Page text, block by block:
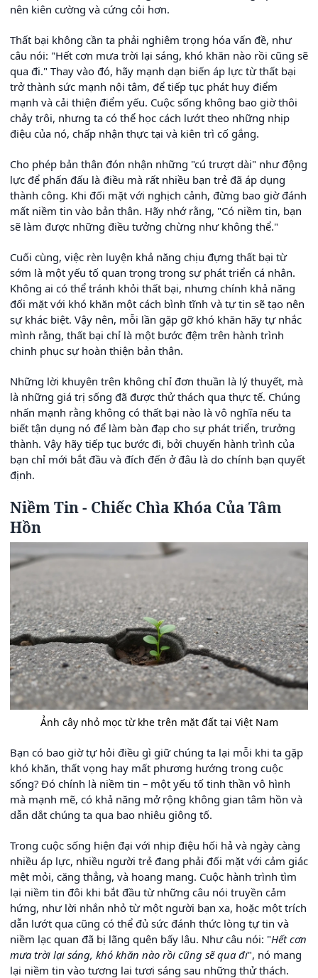
nên kiên cường và cứng cỏi hơn.
Thất bại không cần ta phải nghiêm trọng hóa vấn đề, như
câu nói: "Hết cơn mưa trời lại sáng, khó khăn nào rồi cũng sẽ
qua đi." Thay vào đó, hãy mạnh dạn biến áp lực từ thất bại
trở thành sức mạnh nội tâm, để tiếp tục phát huy điểm
mạnh và cải thiện điểm yếu. Cuộc sống không bao giờ thôi
chảy trôi, nhưng ta có thể học cách lướt theo những nhịp
điệu của nó, chấp nhận thực tại và kiên trì cố gắng.
Cho phép bản thân đón nhận những "cú trượt dài" như động
lực để phấn đấu là điều mà rất nhiều bạn trẻ đã áp dụng
thành công. Khi đối mặt với nghịch cảnh, đừng bao giờ đánh
mất niềm tin vào bản thân. Hãy nhớ rằng, "Có niềm tin, bạn
sẽ làm được những điều tưởng chừng như không thể."
Cuối cùng, việc rèn luyện khả năng chịu đựng thất bại từ
sớm là một yếu tố quan trọng trong sự phát triển cá nhân.
Không ai có thể tránh khỏi thất bại, nhưng chính khả năng
đối mặt với khó khăn một cách bình tĩnh và tự tin sẽ tạo nên
sự khác biệt. Vậy nên, mỗi lần gặp gỡ khó khăn hãy tự nhắc
mình rằng, thất bại chỉ là một bước đệm trên hành trình
chinh phục sự hoàn thiện bản thân.
Những lời khuyên trên không chỉ đơn thuần là lý thuyết, mà
là những giá trị sống đã được thử thách qua thực tế. Chúng
nhấn mạnh rằng không có thất bại nào là vô nghĩa nếu ta
biết tận dụng nó để làm bàn đạp cho sự phát triển, trưởng
thành. Vậy hãy tiếp tục bước đi, bởi chuyến hành trình của
bạn chỉ mới bắt đầu và đích đến ở đâu là do chính bạn quyết
định.
Niềm Tin - Chiếc Chìa Khóa Của Tâm
Hồn
Ảnh cây nhỏ mọc từ khe trên mặt đất tại Việt Nam
Bạn có bao giờ tự hỏi điều gì giữ chúng ta lại mỗi khi ta gặp
khó khăn, thất vọng hay mất phương hướng trong cuộc
sống? Đó chính là niềm tin – một yếu tố tinh thần vô hình
mà mạnh mẽ, có khả năng mở rộng không gian tâm hồn và
dẫn dắt chúng ta qua bao nhiêu giông tố.
Trong cuộc sống hiện đại với nhịp điệu hối hả và ngày càng
nhiều áp lực, nhiều người trẻ đang phải đối mặt với cảm giác
mệt mỏi, căng thẳng, và hoang mang. Cuộc hành trình tìm
lại niềm tin đôi khi bắt đầu từ những câu nói truyền cảm
hứng, như lời nhắn nhỏ từ một người bạn xa, hoặc một trích
dẫn lướt qua cũng có thể đủ sức đánh thức lòng tự tin và
niềm lạc quan đã bị lãng quên bấy lâu. Như câu nói: "Hết cơn
mưa trời lại sáng, khó khăn nào rồi cũng sẽ qua đi", nó mang
lại niềm tin vào tương lai tươi sáng sau những thử thách.